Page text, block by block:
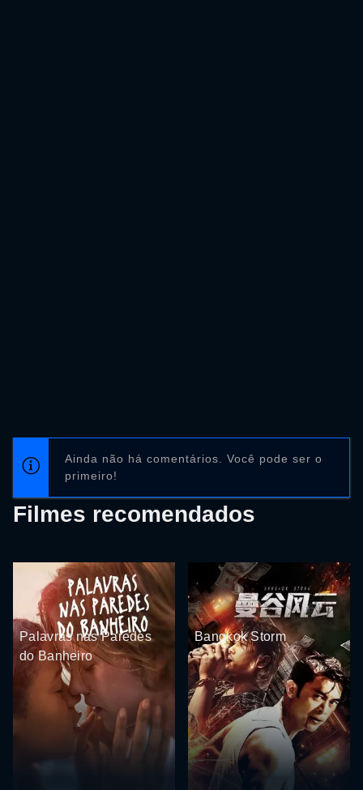
Ainda não há comentários. Você pode ser o
primeiro!
Filmes recomendados
Palavras nas Paredes
do Banheiro
Bangkok Storm